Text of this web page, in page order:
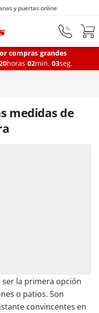
y puertas online
compras grandes
horas 02min. 03seg.
medidas de
la primera opción
o patios. Son
convincentes en